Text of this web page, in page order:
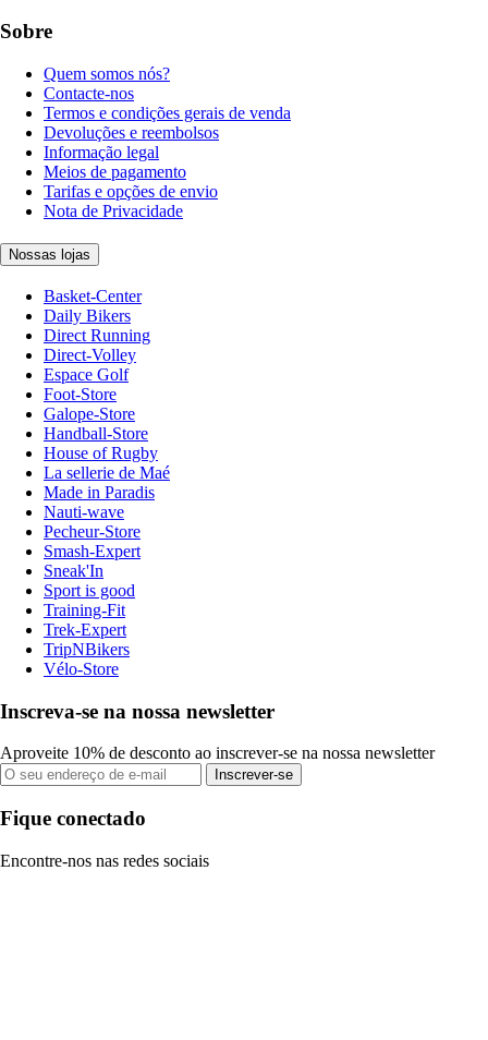
Sobre
Quem somos nós?
Contacte-nos
Termos e condições gerais de venda
Devoluções e reembolsos
Informação legal
Meios de pagamento
Tarifas e opções de envio
Nota de Privacidade
Nossas lojas
Basket-Center
Daily Bikers
Direct Running
Direct-Volley
Espace Golf
Foot-Store
Galope-Store
Handball-Store
House of Rugby
La sellerie de Maé
Made in Paradis
Nauti-wave
Pecheur-Store
Smash-Expert
Sneak'In
Sport is good
Training-Fit
Trek-Expert
TripNBikers
Vélo-Store
Inscreva-se na nossa newsletter
Aproveite 10% de desconto ao inscrever-se na nossa newsletter
Inscrever-se
Fique conectado
Encontre-nos nas redes sociais